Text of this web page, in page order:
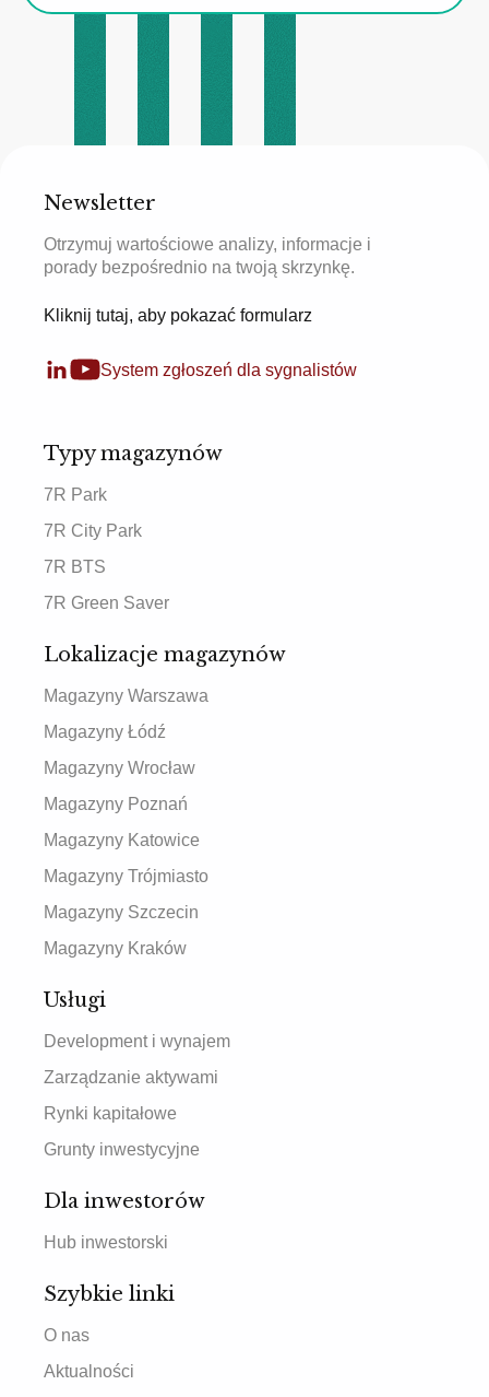
Newsletter
Otrzymuj wartościowe analizy, informacje i
porady bezpośrednio na twoją skrzynkę.
Kliknij tutaj, aby pokazać formularz
System zgłoszeń dla sygnalistów
Typy magazynów
7R Park
7R City Park
7R BTS
7R Green Saver
Lokalizacje magazynów
Magazyny Warszawa
Magazyny Łódź
Magazyny Wrocław
Magazyny Poznań
Magazyny Katowice
Magazyny Trójmiasto
Magazyny Szczecin
Magazyny Kraków
Usługi
Development i wynajem
Zarządzanie aktywami
Rynki kapitałowe
Grunty inwestycyjne
Dla inwestorów
Hub inwestorski
Szybkie linki
O nas
Aktualności